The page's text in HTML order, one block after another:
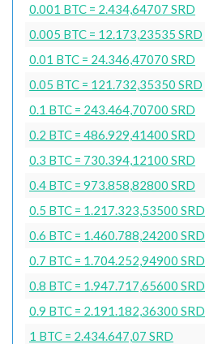
0.001 BTC = 2.434,64707 SRD
0.005 BTC = 12.173,23535 SRD
0.01 BTC = 24.346,47070 SRD
0.05 BTC = 121.732,35350 SRD
0.1 BTC = 243.464,70700 SRD
0.2 BTC = 486.929,41400 SRD
0.3 BTC = 730.394,12100 SRD
0.4 BTC = 973.858,82800 SRD
0.5 BTC = 1.217.323,53500 SRD
0.6 BTC = 1.460.788,24200 SRD
0.7 BTC = 1.704.252,94900 SRD
0.8 BTC = 1.947.717,65600 SRD
0.9 BTC = 2.191.182,36300 SRD
1 BTC = 2.434.647,07 SRD